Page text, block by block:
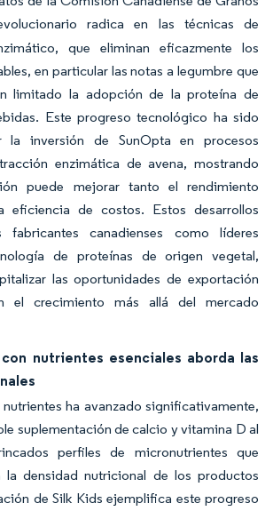
radica en las técnicas de
que eliminan eficazmente los
en particular las notas a legumbre que
limitado la adopción de la proteína de
Este progreso tecnológico ha sido
la inversión de SunOpta en procesos
enzimática de avena, mostrando
puede mejorar tanto el rendimiento
eficiencia de costos. Estos desarrollos
canadienses como líderes
de proteínas de origen vegetal,
las oportunidades de exportación
el crecimiento más allá del mercado
nutrientes esenciales aborda las
ha avanzado significativamente,
suplementación de calcio y vitamina D al
perfiles de micronutrientes que
la densidad nutricional de los productos
de Silk Kids ejemplifica este progreso